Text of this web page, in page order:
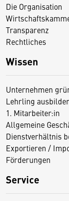
Die Organisation
Transparenz
Rechtliches
Wissen
Unternehmen
Lehrling
1. Mitarbeiter:in
Allgemeine
Dienstverhältnis
Exportieren /
Förderungen
Service